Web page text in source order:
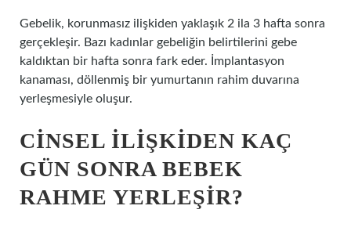
Gebelik, korunmasız ilişkiden yaklaşık 2 ila 3 hafta sonra
gerçekleşir. Bazı kadınlar gebeliğin belirtilerini gebe
kaldıktan bir hafta sonra fark eder. İmplantasyon
kanaması, döllenmiş bir yumurtanın rahim duvarına
yerleşmesiyle oluşur.
CINSEL ILIŞKIDEN KAÇ
GÜN SONRA BEBEK
RAHME YERLEŞIR?